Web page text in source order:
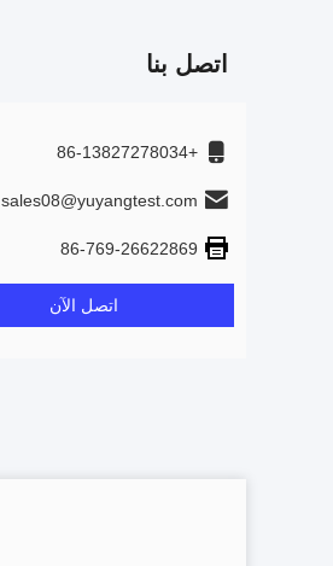
اتصل بنا
+86-13827278034
sales08@yuyangtest.com
86-769-26622869
اتصل الآن